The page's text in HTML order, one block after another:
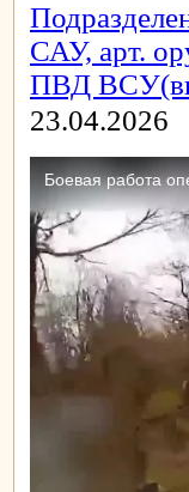
САУ, арт.
ПВД
23.04.2026